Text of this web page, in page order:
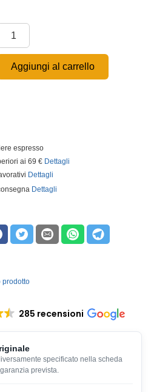
Aggiungi al carrello
espresso
ai 69 € Dettagli
Dettagli
Dettagli
prodotto
285 recensioni
specificato nella scheda
prevista.